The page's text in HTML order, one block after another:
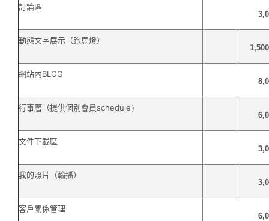
討論區
動態文字展示（跑馬燈）
網站內BLOG
行事曆（提供個別會員schedule）
文件下載區
我的照片（輪播）
客戶關係管理